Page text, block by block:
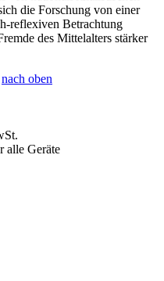
die Forschung von einer
reflexiven Betrachtung
des Mittelalters stärker
nach oben
alle Geräte